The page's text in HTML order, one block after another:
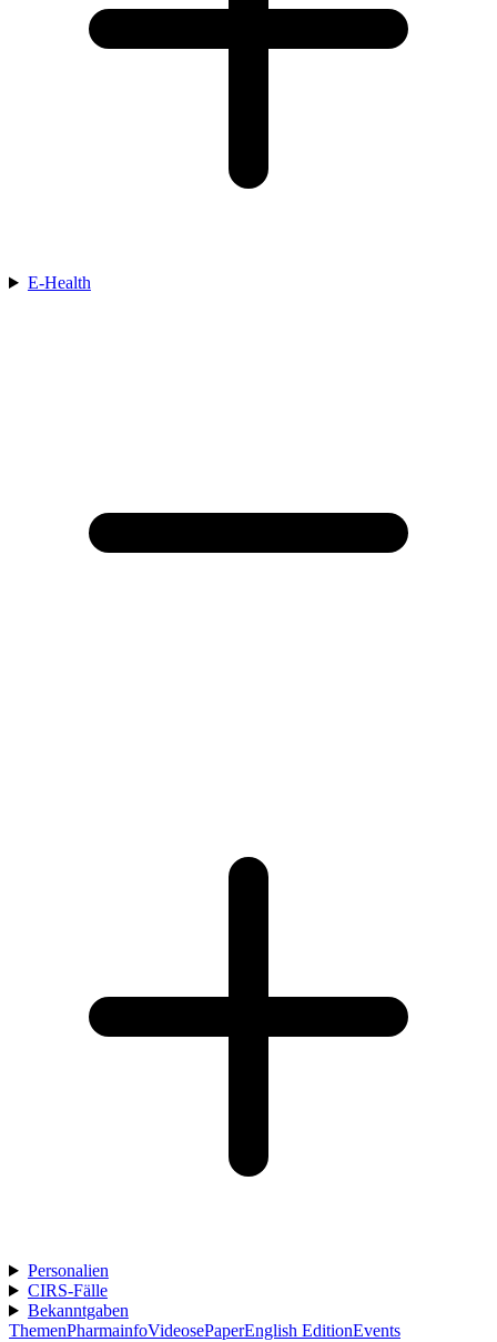
E-Health
Personalien
CIRS-Fälle
Bekanntgaben
ThemenPharmainfoVideosePaperEnglish EditionEvents